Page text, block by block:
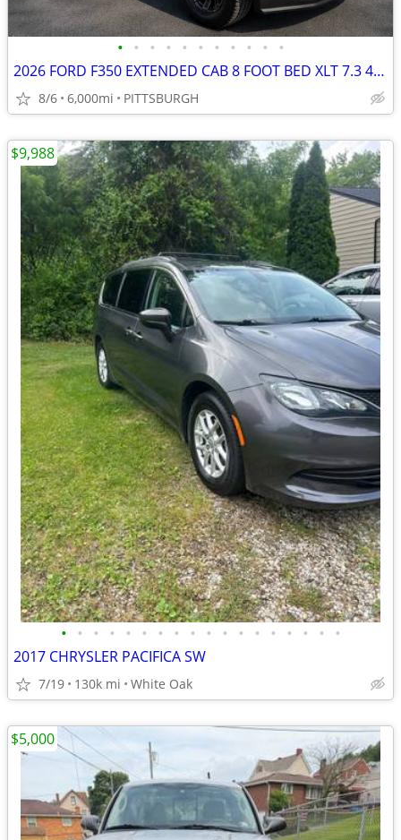
• • • • • • • • • • •
2026 FORD F350 EXTENDED CAB 8 FOOT BED XLT 7.3 4X4
8/6 6,000mi PITTSBURGH
• • • • • • • • • • • • • • • • • •
2017 CHRYSLER PACIFICA SW
7/19 130k mi White Oak
$9,988
$5,000